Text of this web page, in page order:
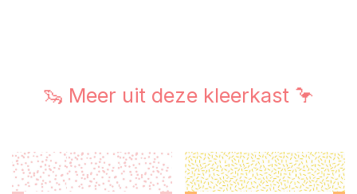
🦦 Meer uit deze kleerkast 🦩